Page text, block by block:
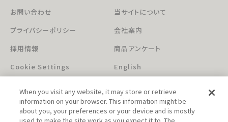
お問い合わせ
当サイトについて
プライバシーポリシー
会社案内
採用情報
商品アンケート
Cookie Settings
English
When you visit any website, it may store or retrieve
information on your browser. This information might be
about you, your preferences or your device and is mostly